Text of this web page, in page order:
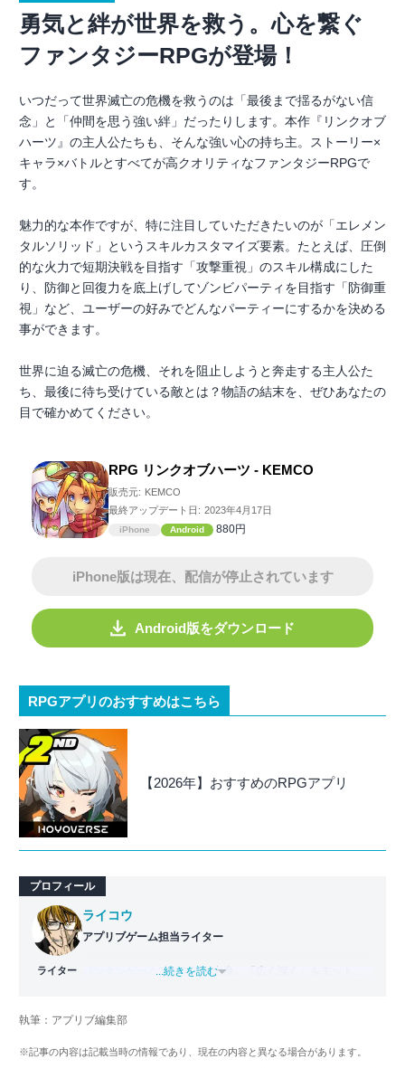
勇気と絆が世界を救う。心を繋ぐ
ファンタジーRPGが登場！
いつだって世界滅亡の危機を救うのは「最後まで揺るがない信
念」と「仲間を思う強い絆」だったりします。本作『リンクオブ
ハーツ』の主人公たちも、そんな強い心の持ち主。ストーリー×
キャラ×バトルとすべてが高クオリティなファンタジーRPGで
す。
魅力的な本作ですが、特に注目していただきたいのが「エレメン
タルソリッド」というスキルカスタマイズ要素。たとえば、圧倒
的な火力で短期決戦を目指す「攻撃重視」のスキル構成にした
り、防御と回復力を底上げしてゾンビパーティを目指す「防御重
視」など、ユーザーの好みでどんなパーティーにするかを決める
事ができます。
世界に迫る滅亡の危機、それを阻止しようと奔走する主人公た
ち、最後に待ち受けている敵とは？物語の結末を、ぜひあなたの
目で確かめてください。
RPG リンクオブハーツ - KEMCO
販売元: KEMCO
最終アップデート日: 2023年4月17日
iPhone Android 880円
iPhone版は現在、配信が停止されています
Android版をダウンロード
RPGアプリのおすすめはこちら
【2026年】おすすめのRPGアプリ
プロフィール
ライター
ライコウ
アプリブゲーム担当ライター
バンタンゲームアカデミー 出身。「広く深く」をモットー
ゲームだけでも1,000本以上。ゲーム開発者を目指した経験
くして面白さを引き出し、人々に伝えるためゲームライタ
...続きを読む
執筆：アプリブ編集部
※記事の内容は記載当時の情報であり、現在の内容と異なる場合があります。